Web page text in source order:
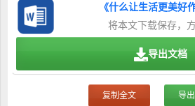
《什么让生活更美好
将本文下载保存，
导出文档
复制全文 导